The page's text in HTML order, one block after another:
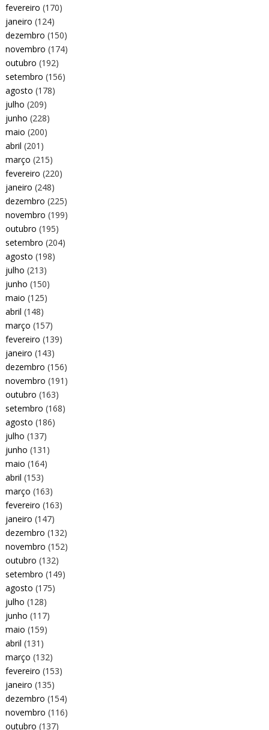
fevereiro (170)
janeiro (124)
dezembro (150)
novembro (174)
outubro (192)
setembro (156)
agosto (178)
julho (209)
junho (228)
maio (200)
abril (201)
março (215)
fevereiro (220)
janeiro (248)
dezembro (225)
novembro (199)
outubro (195)
setembro (204)
agosto (198)
julho (213)
junho (150)
maio (125)
abril (148)
março (157)
fevereiro (139)
janeiro (143)
dezembro (156)
novembro (191)
outubro (163)
setembro (168)
agosto (186)
julho (137)
junho (131)
maio (164)
abril (153)
março (163)
fevereiro (163)
janeiro (147)
dezembro (132)
novembro (152)
outubro (132)
setembro (149)
agosto (175)
julho (128)
junho (117)
maio (159)
abril (131)
março (132)
fevereiro (153)
janeiro (135)
dezembro (154)
novembro (116)
outubro (137)